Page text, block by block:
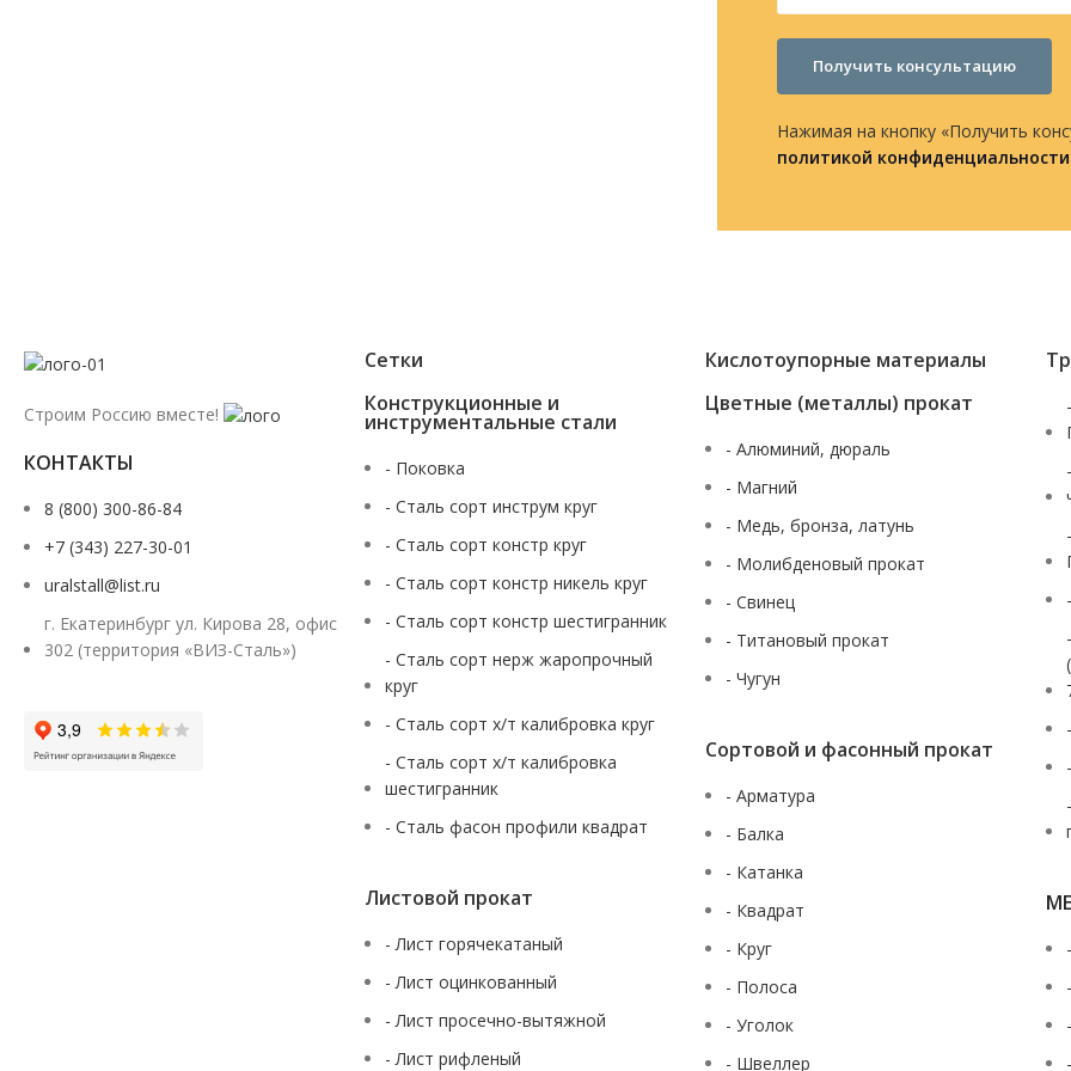
Получить консультацию
Нажимая на кнопку «Получить
политикой конфиденциальности
Строим Россию вместе!
КОНТАКТЫ
8 (800) 300-86-84
+7 (343) 227-30-01
uralstall@list.ru
г. Екатеринбург ул. Кирова 28, офис
302 (территория «ВИЗ-Сталь»)
Сетки
Конструкционные и
инструментальные стали
- Поковка
- Сталь сорт инструм круг
- Сталь сорт констр круг
- Сталь сорт констр никель круг
- Сталь сорт констр шестигранник
- Сталь сорт нерж жаропрочный
круг
- Сталь сорт х/т калибровка круг
- Сталь сорт х/т калибровка
шестигранник
- Сталь фасон профили квадрат
Листовой прокат
- Лист горячекатаный
- Лист оцинкованный
- Лист просечно-вытяжной
- Лист рифленый
Кислотоупорные материалы
Цветные (металлы) прокат
- Алюминий, дюраль
- Магний
- Медь, бронза, латунь
- Молибденовый прокат
- Свинец
- Титановый прокат
- Чугун
Сортовой и фасонный прокат
- Арматура
- Балка
- Катанка
- Квадрат
- Круг
- Полоса
- Уголок
- Швеллер